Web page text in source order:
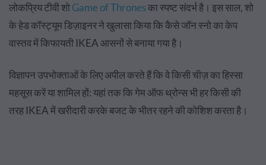
लोकप्रिय टीवी शोGame of Thronesका स्पष्ट संदर्भ है। इस साल, शो
के हेड कॉस्ट्यूम डिज़ाइनर ने खुलासा किया कि कैसे जॉन स्नो का केप
वास्तव में किफायती IKEA आसनों से बनाया गया है।
विज्ञापन उपभोक्ताओं के लिए अपील करते हैं कि वे किसी चीज़ का हिस्सा
महसूस करें या शामिल हों: यहां तक ​​​​कि गेम ऑफ थ्रोन्स भी हर किसी की
तरह IKEA में खरीदारी करके बजट के भीतर रहने की कोशिश करता है।